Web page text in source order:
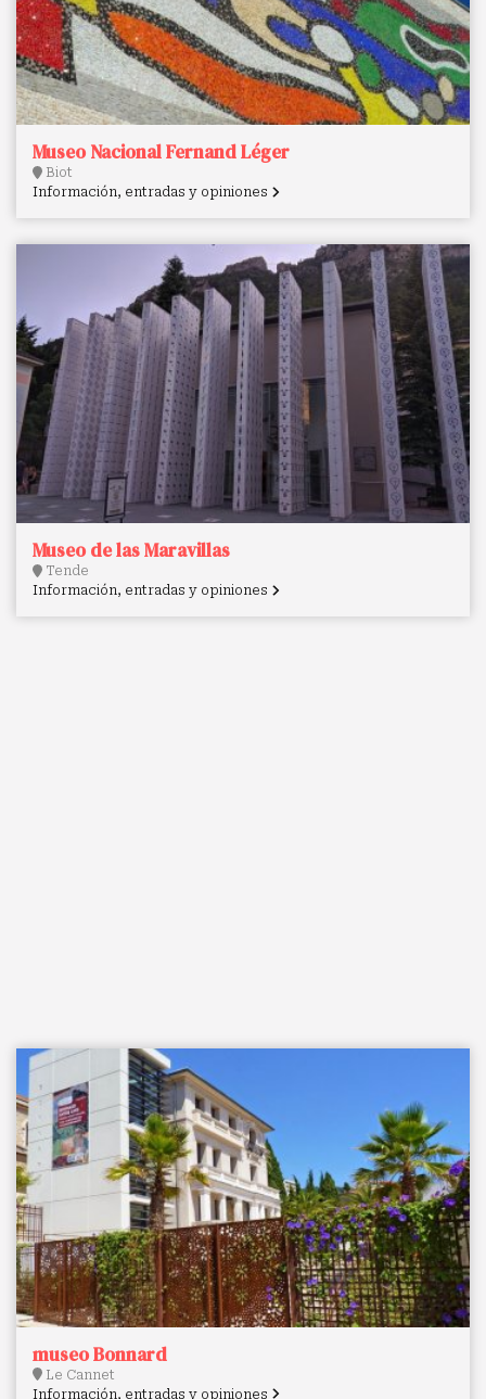
Museo Nacional Fernand Léger
Biot
Información, entradas y opiniones
Museo de las Maravillas
Tende
Información, entradas y opiniones
museo Bonnard
Le Cannet
Información, entradas y opiniones